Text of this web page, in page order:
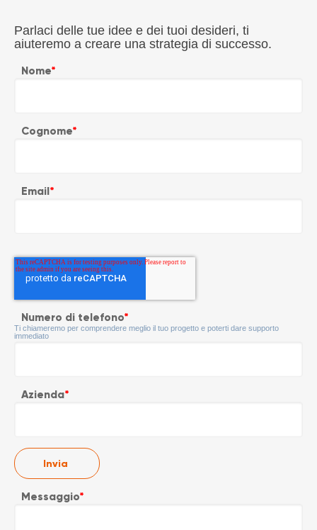
Parlaci delle tue idee e dei tuoi desideri, ti
aiuteremo a creare una strategia di successo.
Nome*
Cognome*
Email*
Numero di telefono*
Ti chiameremo per comprendere meglio il tuo progetto e poterti dare supporto
immediato
Azienda*
Messaggio*